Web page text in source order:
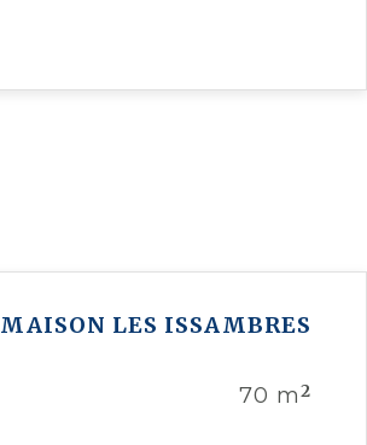
MAISON LES ISSAMBRES
70 m2